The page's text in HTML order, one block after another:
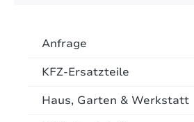
Anfrage
KFZ-Ersatzteile
Haus, Garten & Werkstatt